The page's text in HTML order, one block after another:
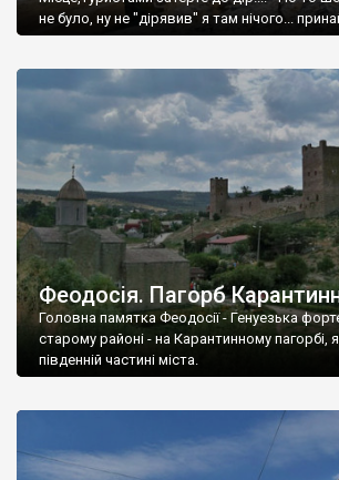
не було, ну не "дірявив" я там нічого...
Феодосія. Пагорб
Головна памятка Феодосії - Генуезька
старому районі - на Карантинному пагорбі,
південній частині міста.